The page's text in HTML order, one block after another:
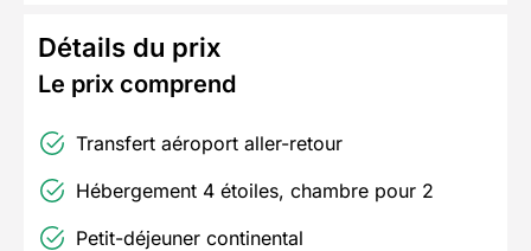
Détails du prix
Le prix comprend
Transfert aéroport aller-retour
Hébergement 4 étoiles, chambre pour 2
Petit-déjeuner continental